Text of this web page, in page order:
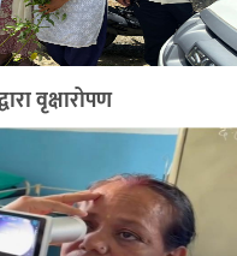
वृक्षारोपण